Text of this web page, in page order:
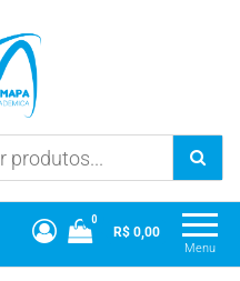
Mapa UniCesumar
Menu
0
R$ 0,00